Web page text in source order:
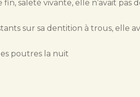
saleté vivante, elle n’avait pas
sur sa dentition à trous, elle
poutres la nuit